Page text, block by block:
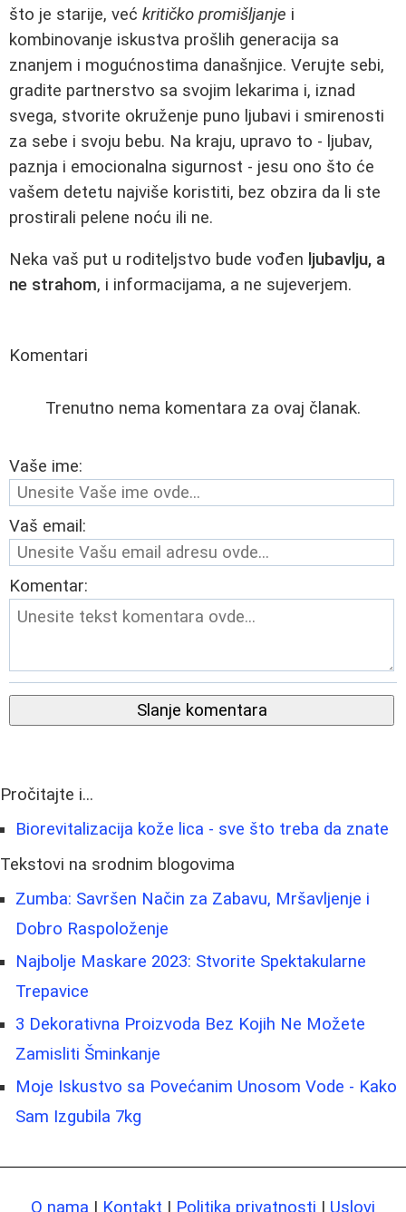
što je starije, već kritičko promišljanje i
kombinovanje iskustva prošlih generacija sa
znanjem i mogućnostima današnjice. Verujte sebi,
gradite partnerstvo sa svojim lekarima i, iznad
svega, stvorite okruženje puno ljubavi i smirenosti
za sebe i svoju bebu. Na kraju, upravo to - ljubav,
paznja i emocionalna sigurnost - jesu ono što će
vašem detetu najviše koristiti, bez obzira da li ste
prostirali pelene noću ili ne.
Neka vaš put u roditeljstvo bude vođen ljubavlju, a
ne strahom, i informacijama, a ne sujeverjem.
Komentari
Trenutno nema komentara za ovaj članak.
Vaše ime:
Vaš email:
Komentar:
Slanje komentara
Pročitajte i...
Biorevitalizacija kože lica - sve što treba da znate
Tekstovi na srodnim blogovima
Zumba: Savršen Način za Zabavu, Mršavljenje i
Dobro Raspoloženje
Najbolje Maskare 2023: Stvorite Spektakularne
Trepavice
3 Dekorativna Proizvoda Bez Kojih Ne Možete
Zamisliti Šminkanje
Moje Iskustvo sa Povećanim Unosom Vode - Kako
Sam Izgubila 7kg
O nama | Kontakt | Politika privatnosti | Uslovi